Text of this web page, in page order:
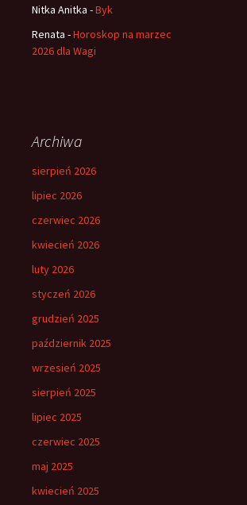
Nitka Anitka -Byk
Renata -Horoskop na marzec
2026 dla Wagi
Archiwa
sierpień 2026
lipiec 2026
czerwiec 2026
kwiecień 2026
luty 2026
styczeń 2026
grudzień 2025
październik 2025
wrzesień 2025
sierpień 2025
lipiec 2025
czerwiec 2025
maj 2025
kwiecień 2025